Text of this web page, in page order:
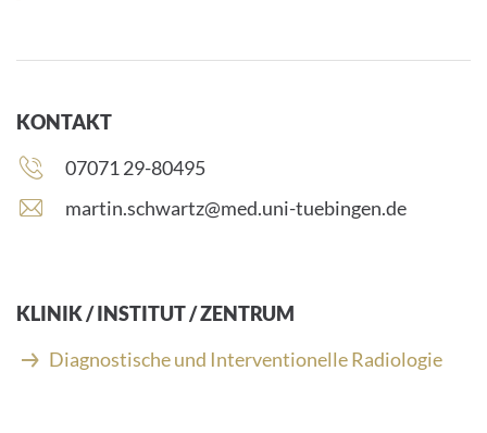
KONTAKT
Telefonnummer:
07071 29-80495
E
i
l
-
A
martin.schwartz@med.uni-tuebingen.de
KLINIK / INSTITUT / ZENTRUM
Diagnostische und Interventionelle Radiologie